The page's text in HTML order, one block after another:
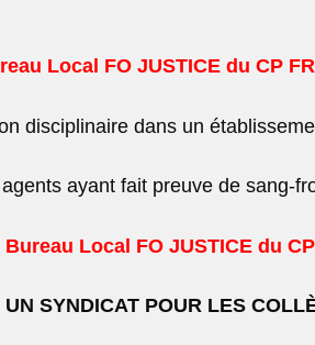
Local FO JUSTICE du CP
disciplinaire dans un
ayant fait preuve de sang-
Bureau Local FO JUSTICE du
UN SYNDICAT POUR LES